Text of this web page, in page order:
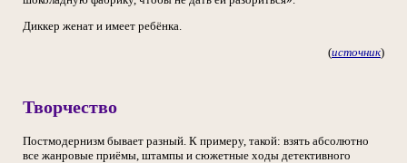
Диккер женат и имеет ребёнка.
(источник)
Творчество
Постмодернизм бывает разный. К примеру, такой: взять абсолютно
все жанровые приёмы, штампы и сюжетные ходы детективного